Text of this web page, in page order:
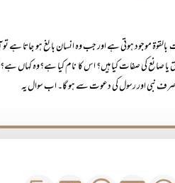
موجود ہوتی ہے اور جب وہ انسان بالغ ہو جاتا ہے
یا صانع کی صفات کیا ہیں؟ اس کا نام کیا ہے؟وہ کہاں
نبی اور رسول کی دعوت سے ہو گا۔ اب سوال یہ